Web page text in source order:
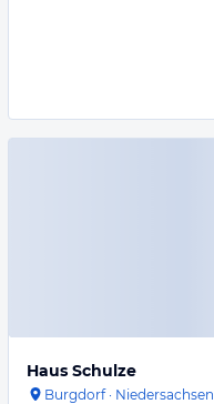
Haus Schulze
Burgdorf· Niedersachsen